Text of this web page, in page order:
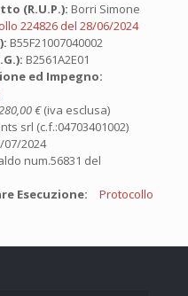
(R.U.P.): Borri Simone
224826 del 28/06/2024
B55F21007040002
B2561A2E01
ed Impegno:
€(iva esclusa)
srl (c.f.:04703401002)
07/2024
num.56831 del
Esecuzione:
Protocollo